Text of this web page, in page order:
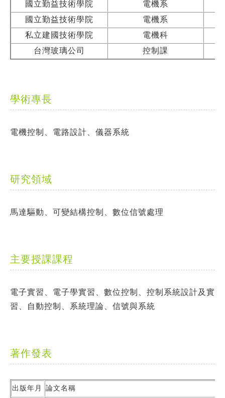
國立勤益技術學院
電機系
國立勤益技術學院
電機系
私立建國技術學院
電機科
台灣玻璃公司
控制課
學術專長
電機控制、電路設計、儀器系統
研究領域
馬達驅動、可變結構控制、數位信號處理
主要授課課程
電子實習、電子學實習、數位控制、控制系統設計及實
習、自動控制、系統理論、信號與系統
著作發表
出版年月 論文名稱